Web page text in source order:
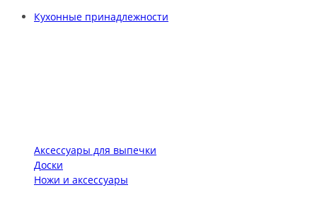
Кухонные принадлежности
Аксессуары для выпечки
Доски
Ножи и аксессуары